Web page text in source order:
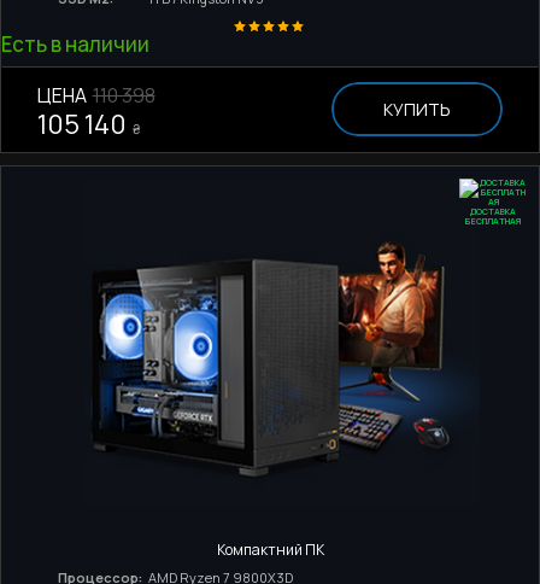
Есть в наличии
ЦЕНА 110 398
105 140 ₴
КУПИТЬ
ДОСТАВКА
БЕСПЛАТНАЯ
Компактний ПК
Процессор: AMD Ryzen 7 9800X3D